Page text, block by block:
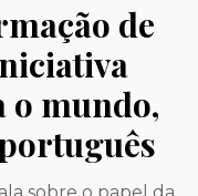
de
mundo,
sobre o papel da